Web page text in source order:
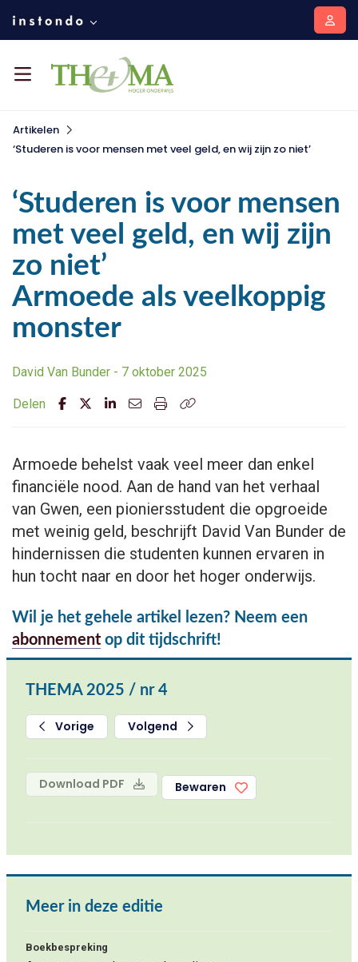
Artikelen
‘Studeren is voor mensen met veel geld, en wij zijn zo niet’
Armoede als veelkoppig
monster
‘Studeren is voor mensen
met veel geld, en wij zijn
zo niet’
David Van Bunder - 7 oktober 2025
Delen
Armoede behelst vaak veel meer dan enkel
financiële nood. Aan de hand van het verhaal
van Gwen, een pioniersstudent die opgroeide
met weinig geld, beschrijft David Van Bunder de
hindernissen die studenten kunnen ervaren in
hun tocht naar en door het hoger onderwijs.
Wil je het gehele artikel lezen? Neem een
abonnement op dit tijdschrift!
THEMA 2025 / nr 4
Vorige Volgend
Download PDF Bewaren
Meer in deze editie
Boekbespreking